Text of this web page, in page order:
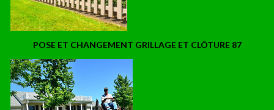
POSE ET CHANGEMENT GRILLAGE ET CLÔTURE 87